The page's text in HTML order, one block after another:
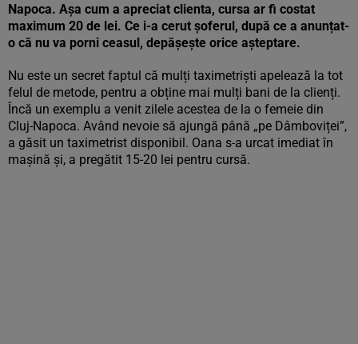
Napoca. Așa cum a apreciat clienta, cursa ar fi costat
maximum 20 de lei. Ce i-a cerut șoferul, după ce a anunțat-
o că nu va porni ceasul, depășește orice așteptare.
Nu este un secret faptul că mulți taximetriști apelează la tot
felul de metode, pentru a obține mai mulți bani de la clienți.
Încă un exemplu a venit zilele acestea de la o femeie din
Cluj-Napoca. Având nevoie să ajungă până „pe Dâmboviței”,
a găsit un taximetrist disponibil. Oana s-a urcat imediat în
mașină și, a pregătit 15-20 lei pentru cursă.